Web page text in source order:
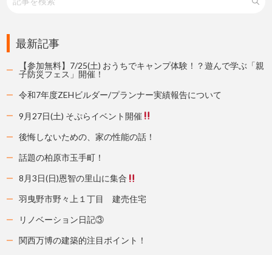
最新記事
【参加無料】7/25(土) おうちでキャンプ体験！？遊んで学ぶ「親
子防災フェス」開催！
令和7年度ZEHビルダー/プランナー実績報告について
9月27日(土) そぷらイベント開催
後悔しないための、家の性能の話！
話題の柏原市玉手町！
8月3日(日)恩智の里山に集合
羽曳野市野々上１丁目 建売住宅
リノベーション日記③
関西万博の建築的注目ポイント！